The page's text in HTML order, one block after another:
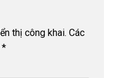
thị công khai. Các
*